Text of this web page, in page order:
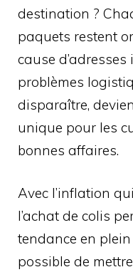
destination ?
paquets restent
cause
problèmes
disparaître,
unique pour les
bonnes affaires.
Avec l’inflation
l’achat de colis
tendance en
possible de